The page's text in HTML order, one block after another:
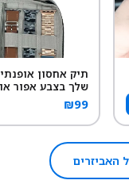
תיק אחסון
שלך בצבע אפור
₪99
האביזרים